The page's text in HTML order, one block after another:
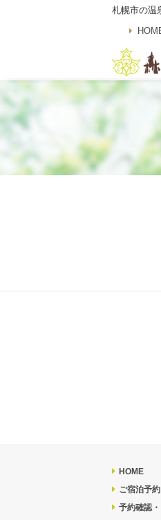
札幌市の温
HOME
ご宿泊予約
予約確認